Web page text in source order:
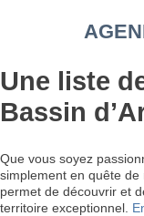
Une liste
Bassin
Que vous soyez
simplement en quête de
permet de découvrir et
territoire exceptionnel.